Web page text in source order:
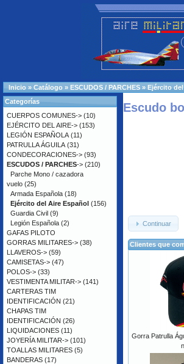
Inicio » Catálogo » ESCUDOS / PARCHES » Ejército
Escudo
Continuar
Clientes que
Gorra Patrulla
Categorías
CUERPOS COMUNES-> (10)
EJÉRCITO DEL AIRE-> (153)
LEGIÓN ESPAÑOLA (11)
PATRULLA ÁGUILA (31)
CONDECORACIONES-> (93)
ESCUDOS / PARCHES-> (210)
Parche Mono / cazadora
vuelo (25)
Armada Española (18)
Ejército del Aire Español (156)
Guardia Civil (9)
Legión Española (2)
GAFAS PILOTO
GORRAS MILITARES-> (38)
LLAVEROS-> (59)
CAMISETAS-> (47)
POLOS-> (33)
VESTIMENTA MILITAR-> (141)
CARTERAS TIM
IDENTIFICACIÓN (21)
CHAPAS TIM
IDENTIFICACIÓN (26)
LIQUIDACIONES (11)
JOYERÍA MILITAR-> (101)
TOALLAS MILITARES (5)
BANDERAS (17)